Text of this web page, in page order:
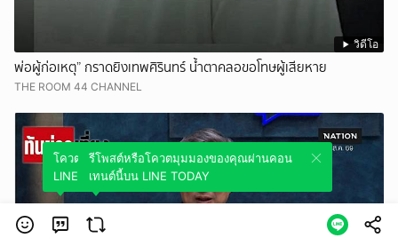
วิดีโอ
พ่อผู้ก่อเหตุ” กราดยิงเทพศิรินทร์ น้ำตาคลอขอโทษผู้เสียหาย
THE ROOM 44 CHANNEL
โควตมุมมองของคุณผ่านคอนเทนต์นี้บน
LINE TODAY
รีโพสต์หรือโควตมุมมองของคุณผ่านคอน
เทนต์นี้บน LINE TODAY